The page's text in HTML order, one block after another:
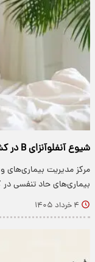
شیوع آنفلوآنزای B در کشور | ۶ استان در وضعیت هشدار
مرکز مدیریت بیماری‌های
بیماری‌های حاد تنفسی در
۴ خرداد ۱۴۰۵